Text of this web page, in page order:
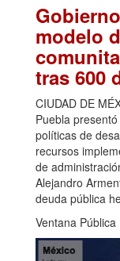
modelo
tras 600
CIUDAD DE
Puebla
políticas de
recursos
de
Alejandro
deuda pública
Ventana Pública